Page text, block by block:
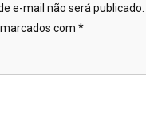
e-mail não será publicado.
com *